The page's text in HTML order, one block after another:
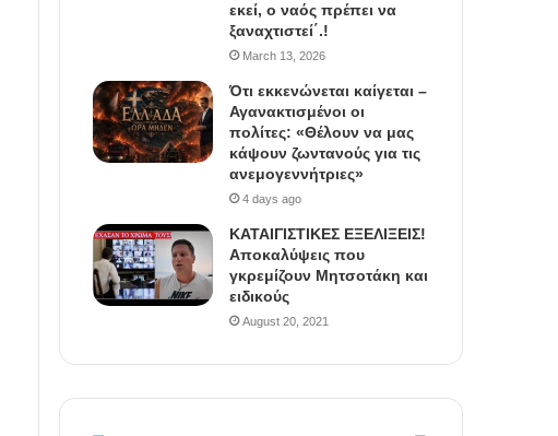
εκεί, ο ναός πρέπει να
ξαναχτιστεί΄.!
March 13, 2026
Ότι εκκενώνεται καίγεται –
Αγανακτισμένοι οι
πολίτες: «Θέλουν να μας
κάψουν ζωντανούς για τις
ανεμογεννήτριες»
4 days ago
ΚΑΤΑΙΓΙΣΤΙΚΕΣ ΕΞΕΛΙΞΕΙΣ!
Αποκαλύψεις που
γκρεμίζουν Μητσοτάκη και
ειδικούς
August 20, 2021